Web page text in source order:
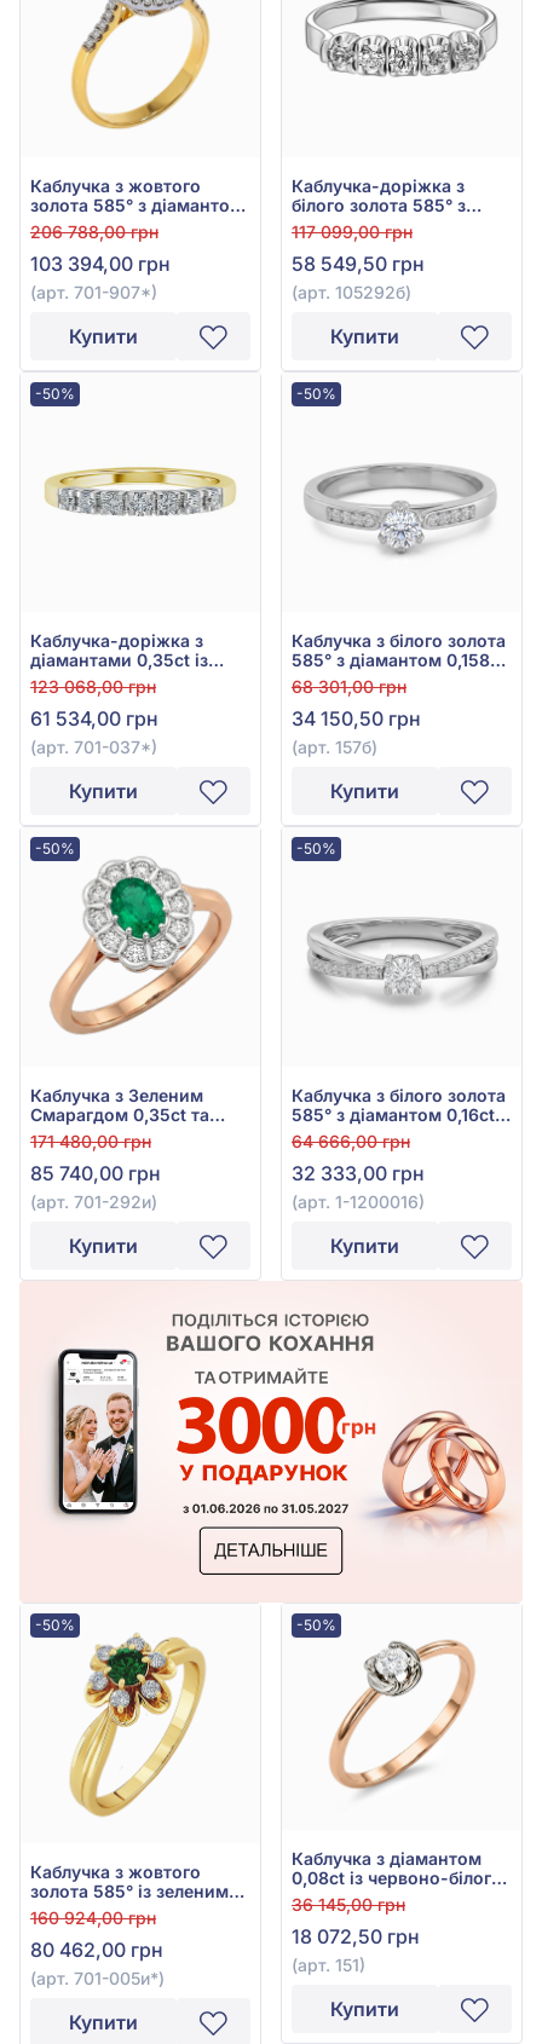
Каблучка з жовтого
золота 585° з діамантом
0,39ct, арт. 701-907*
206 788,00 грн
103 394,00 грн
(арт. 701-907*)
Купити
Каблучка-доріжка з
білого золота 585° з
діамантами 0,4ct, арт.
105292б
117 099,00 грн
58 549,50 грн
(арт. 105292б)
Купити
-50%
Каблучка-доріжка з
діамантами 0,35ct із
жовтого золота 585°, арт.
701-037*
123 068,00 грн
61 534,00 грн
(арт. 701-037*)
Купити
-50%
Каблучка з білого золота
585° з діамантом 0,158ct,
арт. 157б
68 301,00 грн
34 150,50 грн
(арт. 157б)
Купити
-50%
Каблучка з Зеленим
Смарагдом 0,35ct та
Діамантом 0,2ct із
червоно-білого золота
585°, арт. 701-292и
171 480,00 грн
85 740,00 грн
(арт. 701-292и)
Купити
-50%
Каблучка з білого золота
585° з діамантом 0,16ct,
арт. 1-1200016
64 666,00 грн
32 333,00 грн
(арт. 1-1200016)
Купити
-50%
Каблучка з жовтого
золота 585° із зеленим
смарагдом 0,2ct та
діамантами 0,24ct, арт.
701-005и*
160 924,00 грн
80 462,00 грн
(арт. 701-005и*)
Купити
-50%
Каблучка з діамантом
0,08ct із червоно-білого
золота 585°, арт. 151
36 145,00 грн
18 072,50 грн
(арт. 151)
Купити